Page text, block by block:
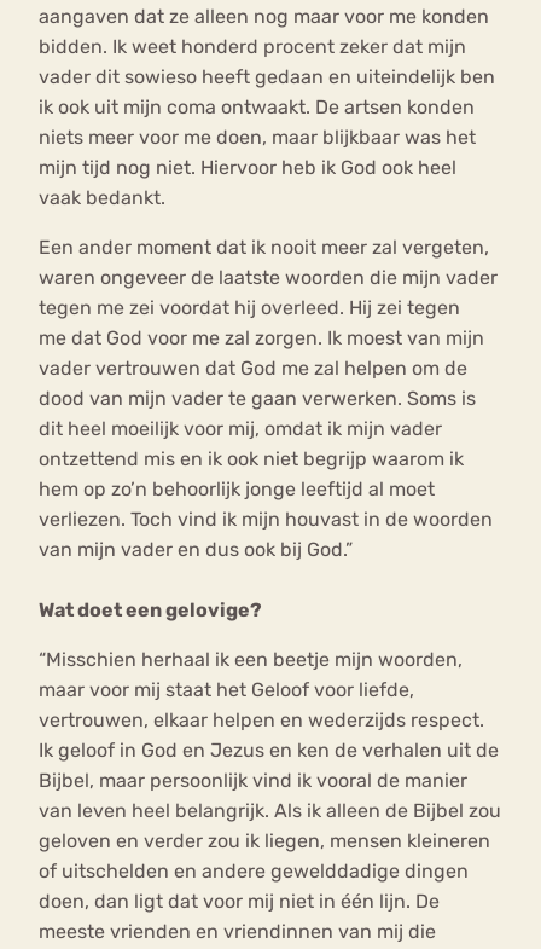
aangaven dat ze alleen nog maar voor me konden
bidden. Ik weet honderd procent zeker dat mijn
vader dit sowieso heeft gedaan en uiteindelijk ben
ik ook uit mijn coma ontwaakt. De artsen konden
niets meer voor me doen, maar blijkbaar was het
mijn tijd nog niet. Hiervoor heb ik God ook heel
vaak bedankt.
Een ander moment dat ik nooit meer zal vergeten,
waren ongeveer de laatste woorden die mijn vader
tegen me zei voordat hij overleed. Hij zei tegen
me dat God voor me zal zorgen. Ik moest van mijn
vader vertrouwen dat God me zal helpen om de
dood van mijn vader te gaan verwerken. Soms is
dit heel moeilijk voor mij, omdat ik mijn vader
ontzettend mis en ik ook niet begrijp waarom ik
hem op zo’n behoorlijk jonge leeftijd al moet
verliezen. Toch vind ik mijn houvast in de woorden
van mijn vader en dus ook bij God.”
Wat doet een gelovige?
“Misschien herhaal ik een beetje mijn woorden,
maar voor mij staat het Geloof voor liefde,
vertrouwen, elkaar helpen en wederzijds respect.
Ik geloof in God en Jezus en ken de verhalen uit de
Bijbel, maar persoonlijk vind ik vooral de manier
van leven heel belangrijk. Als ik alleen de Bijbel zou
geloven en verder zou ik liegen, mensen kleineren
of uitschelden en andere gewelddadige dingen
doen, dan ligt dat voor mij niet in één lijn. De
meeste vrienden en vriendinnen van mij die